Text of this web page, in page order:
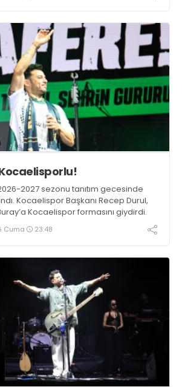
2027 sezonu tanıtım gecesinde
Kocaelispor Başkanı Recep Durul,
Kocaelispor formasını giydirdi.
Cuma 23:48